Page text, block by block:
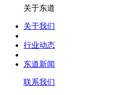
关于东道
关于我们
行业动态
东道新闻
联系我们